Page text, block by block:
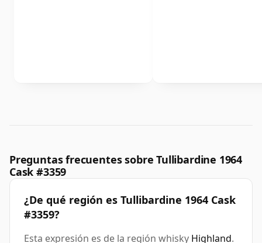
Preguntas frecuentes sobre Tullibardine 1964
Cask #3359
¿De qué región es Tullibardine 1964 Cask
#3359?
Esta expresión es de la región whisky Highland.